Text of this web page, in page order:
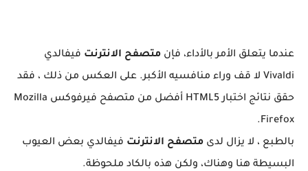
عندما يتعلق الأمر بالأداء، فإن متصفح الانترنت فيفالدي
Vivaldi لا قف وراء منافسيه الأكبر. على العكس من ذلك ، فقد
حقق نتائج اختبار HTML5 أفضل من متصفح فيرفوكس Mozilla
Firefox.
بالطبع ، لا يزال لدى متصفح الانترنت فيفالدي بعض العيوب
البسيطة هنا وهناك، ولكن هذه بالكاد ملحوظة.